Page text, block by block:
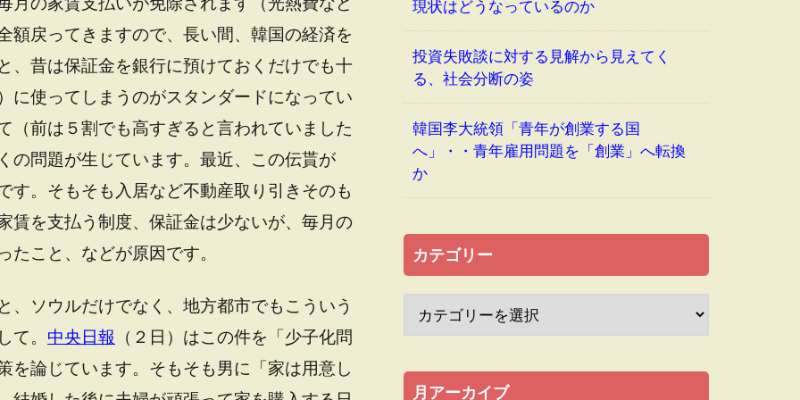
額戻ってきますので、長い間、韓国の経済を
、昔は保証金を銀行に預けておくだけでも十
に使ってしまうのがスタンダードになってい
（前は５割でも高すぎると言われていました
の問題が生じています。最近、この伝貰が
す。そもそも入居など不動産取り引きそのも
賃を支払う制度、保証金は少ないが、毎月の
こと、などが原因です。
、ソウルだけでなく、地方都市でもこういう
て。 中央日報 （２日）はこの件を「少子化問
を論じています。そもそも男に「家は用意し
現状はどうなっているのか
投資失敗談に対する見解から見えてく
る、社会分断の姿
韓国李大統領「青年が創業する国
へ」・・青年雇用問題を「創業」へ転換
か
カテゴリー
月アーカイブ